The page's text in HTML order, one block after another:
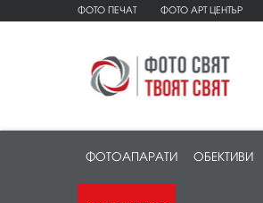
ФОТО ПЕЧАТ ФОТО АРТ ЦЕНТЪР
ФОТОАПАРАТИ ОБЕКТИВИ